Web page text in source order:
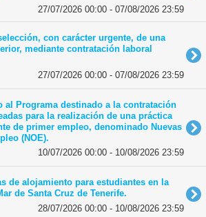
27/07/2026 00:00 - 07/08/2026 23:59
con carácter urgente, de una
mediante contratación laboral
27/07/2026 00:00 - 07/08/2026 23:59
al Programa destinado a la contratación
para la realización de una práctica
de primer empleo, denominado Nuevas
(NOE).
10/07/2026 00:00 - 10/08/2026 23:59
de alojamiento para estudiantes en la
de Santa Cruz de Tenerife.
28/07/2026 00:00 - 10/08/2026 23:59